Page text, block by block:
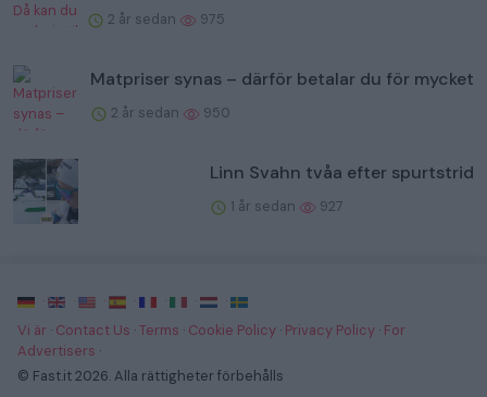
2 år sedan 975
Matpriser synas – därför betalar du för mycket
2 år sedan 950
Linn Svahn tvåa efter spurtstrid
1 år sedan 927
· · · · · ·
·
Vi är · Contact Us ·Terms · Cookie Policy · Privacy Policy · For
Advertisers ·
© Fast.it 2026. Alla rättigheter förbehålls